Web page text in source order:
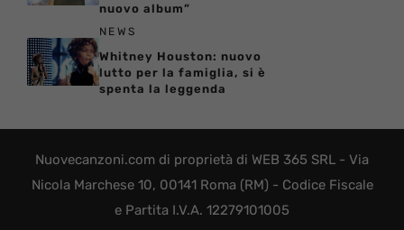
nuovo album”
NEWS
Whitney Houston: nuovo
lutto per la famiglia, si è
spenta la leggenda
Nuovecanzoni.com di proprietà di WEB 365 SRL - Via
Nicola Marchese 10, 00141 Roma (RM) - Codice Fiscale
e Partita I.V.A. 12279101005